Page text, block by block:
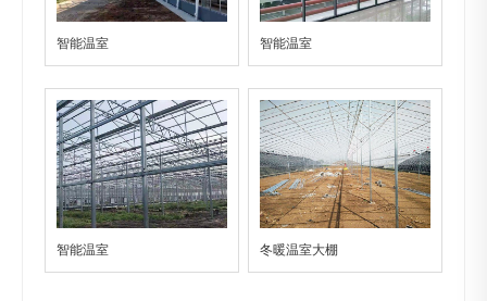
智能温室 智能温室
智能温室 冬暖温室大棚